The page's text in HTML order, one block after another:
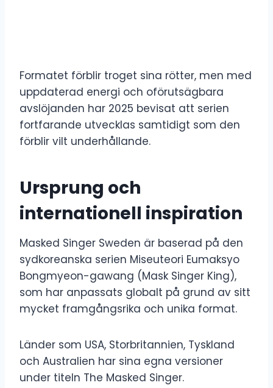
Formatet förblir troget sina rötter, men med
uppdaterad energi och oförutsägbara
avslöjanden har 2025 bevisat att serien
fortfarande utvecklas samtidigt som den
förblir vilt underhållande.
Ursprung och
internationell inspiration
Masked Singer Sweden är baserad på den
sydkoreanska serien Miseuteori Eumaksyo
Bongmyeon-gawang (Mask Singer King),
som har anpassats globalt på grund av sitt
mycket framgångsrika och unika format.
Länder som USA, Storbritannien, Tyskland
och Australien har sina egna versioner
under titeln The Masked Singer.